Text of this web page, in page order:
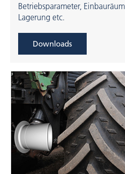
Betriebsparameter,
Lagerung etc.
Downloads